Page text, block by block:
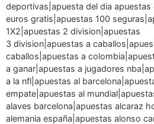
deportivas|apuesta del dia
euros gratis|apuestas 100
1X2|apuestas 2 division|apuestas
3 division|apuestas a
caballos|apuestas a
a ganar|apuestas a jugadores
a la nfl|apuestas al
empate|apuestas al
alaves barcelona|apuestas alcaraz
alemania españa|apuestas alonso